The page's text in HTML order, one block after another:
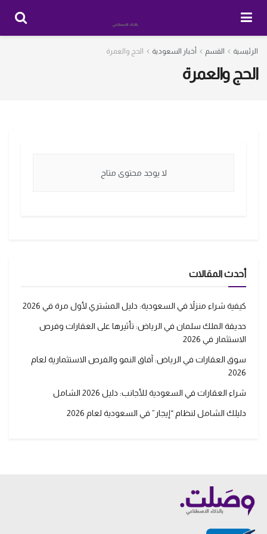
الرئيسية القسم أخبار السعودية الحج والعمرة
الحج والعمرة
لا يوجد محتوى متاح
أحدث المقالات
كيفية شراء منزلاً في السعودية: دليل المشتري لأول مرة في 2026
حديقة الملك سلمان في الرياض: تأثيرها على العقارات وفرص
الاستثمار في 2026
سوق العقارات في الرياض: آفاق النمو والفرص الاستثمارية لعام
2026
شراء العقارات في السعودية للأجانب: دليل 2026 الشامل
دليلك الشامل لنظام “إيجار” في السعودية لعام 2026